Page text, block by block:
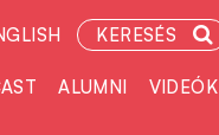
KERESÉS
ALUMNI VIDEÓK